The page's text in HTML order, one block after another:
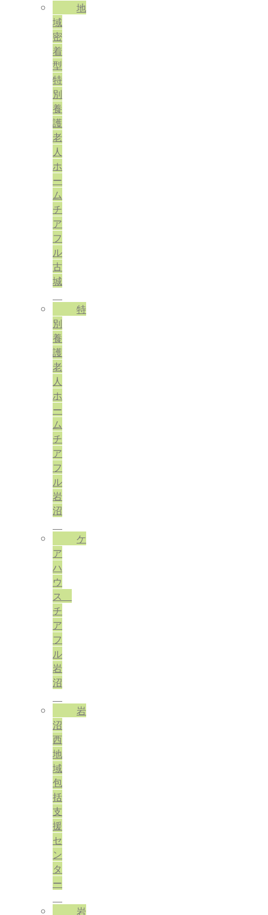
地
域
密
着
型
特
別
養
護
老
人
ホ
ー
ム
チ
ア
フ
ル
古
城
特
別
養
護
老
人
ホ
ー
ム
チ
ア
フ
ル
岩
沼
ケ
ア
ハ
ウ
ス
チ
ア
フ
ル
岩
沼
岩
沼
西
地
域
包
括
支
援
セ
ン
タ
ー
岩